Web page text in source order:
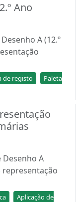
Ano
A (12.º
de registo
Paleta
A
representação
Aplicação de